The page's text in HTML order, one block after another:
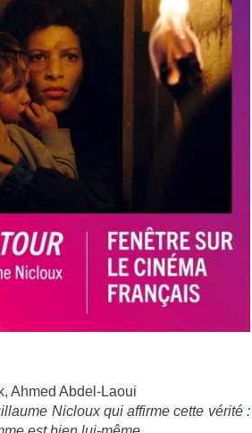
Ahmed Abdel-Laoui
Nicloux qui affirme cette vérité :